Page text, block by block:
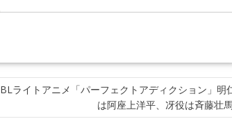
BLライトアニメ「パーフェクトアディクション」明
は阿座上洋平、冴役は斉藤壮